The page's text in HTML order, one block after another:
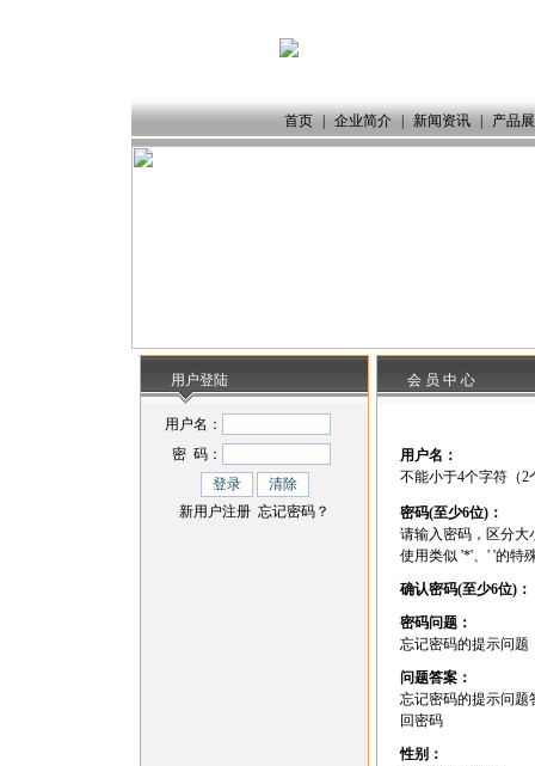
首页 企业简介 新闻资讯 产品
用户登陆
用户名：
密 码：
新用户注册 忘记密码？
会 员 中 心
用户名：
不能小于4个字符（2
密码(至少6位)：
请输入密码，区分大
使用类似 '*'、' '的特
确认密码(至少6位)：
密码问题：
忘记密码的提示问题
问题答案：
忘记密码的提示问题
回密码
性别：